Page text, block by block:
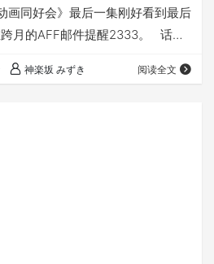
画同好会》最后一集刚好看到最后
月的AFF邮件提醒2333。 话说
神楽坂 みずき 阅读全文